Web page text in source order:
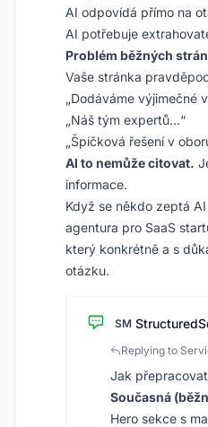
AI odpovídá přímo na
AI potřebuje
Problém běžných
Vaše stránka
„Dodáváme výjimečné
„Náš tým expertů…“
„Špičková řešení v
AI to nemůže citovat.
informace.
Když se někdo zeptá
agentura pro SaaS
který konkrétně a s
otázku.
SM
Replying to
Jak
Současná
Hero sekce s